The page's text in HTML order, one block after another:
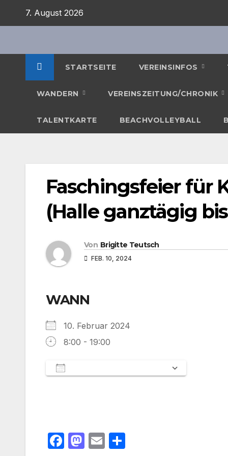
7. August 2026
STARTSEITE VEREINSINFOS
WANDERN VEREINSZEITUNG/CHRONIK
TALENTKARTE BEACHVOLLEYBALL
Faschingsfeier für
(Halle ganztägig
Von Brigitte Teutsch
FEB. 10, 2024
WANN
10. Februar 2024
8:00 - 19:00
F
M E